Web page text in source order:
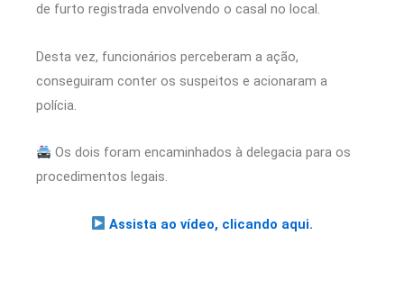
de furto registrada envolvendo o casal no local.
Desta vez, funcionários perceberam a ação,
conseguiram conter os suspeitos e acionaram a
polícia.
Os dois foram encaminhados à delegacia para os
procedimentos legais.
Assista ao vídeo, clicando aqui.